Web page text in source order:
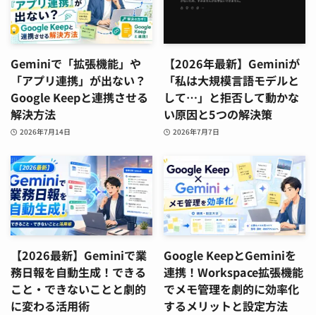
Geminiで「拡張機能」や
「アプリ連携」が出ない？
Google Keepと連携させる
解決方法
2026年7月14日
【2026年最新】Geminiが
「私は大規模言語モデルと
して…」と拒否して動かな
い原因と5つの解決策
2026年7月7日
【2026最新】Geminiで業
務日報を自動生成！できる
こと・できないことと劇的
に変わる活用術
Google KeepとGeminiを
連携！Workspace拡張機能
でメモ管理を劇的に効率化
するメリットと設定方法